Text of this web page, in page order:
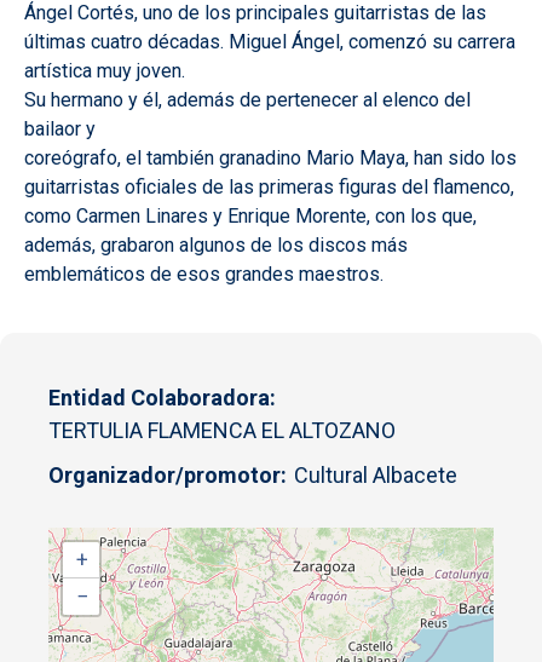
Ángel Cortés, uno de los principales guitarristas de las
últimas cuatro décadas. Miguel Ángel, comenzó su carrera
artística muy joven.
Su hermano y él, además de pertenecer al elenco del
bailaor y
coreógrafo, el también granadino Mario Maya, han sido los
guitarristas oficiales de las primeras figuras del flamenco,
como Carmen Linares y Enrique Morente, con los que,
además, grabaron algunos de los discos más
emblemáticos de esos grandes maestros.
Entidad Colaboradora
TERTULIA FLAMENCA EL ALTOZANO
Organizador/promotor Cultural Albacete
+
−